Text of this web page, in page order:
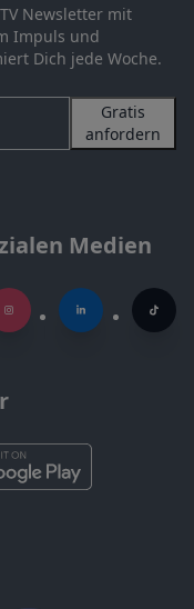
Newsletter mit
Impuls und
Dich jede Woche.
Gratis
anfordern
Medien